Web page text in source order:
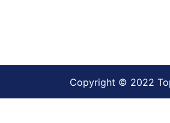
Copyright © 2022